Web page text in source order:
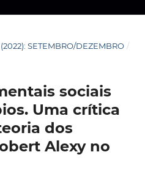
SETEMBRO/DEZEMBRO /
sociais
Uma crítica
dos
Alexy no